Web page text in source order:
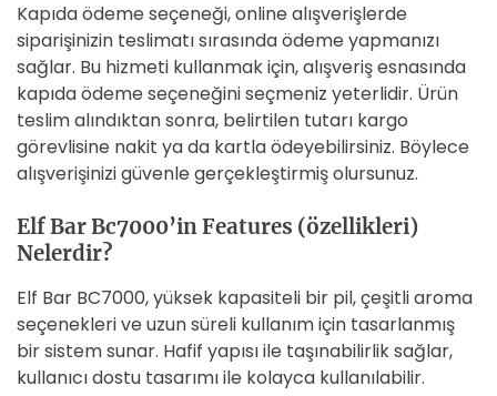
Kapıda ödeme seçeneği, online alışverişlerde
siparişinizin teslimatı sırasında ödeme yapmanızı
sağlar. Bu hizmeti kullanmak için, alışveriş esnasında
kapıda ödeme seçeneğini seçmeniz yeterlidir. Ürün
teslim alındıktan sonra, belirtilen tutarı kargo
görevlisine nakit ya da kartla ödeyebilirsiniz. Böylece
alışverişinizi güvenle gerçekleştirmiş olursunuz.
Elf Bar Bc7000’in Features (özellikleri)
Nelerdir?
Elf Bar BC7000, yüksek kapasiteli bir pil, çeşitli aroma
seçenekleri ve uzun süreli kullanım için tasarlanmış
bir sistem sunar. Hafif yapısı ile taşınabilirlik sağlar,
kullanıcı dostu tasarımı ile kolayca kullanılabilir.